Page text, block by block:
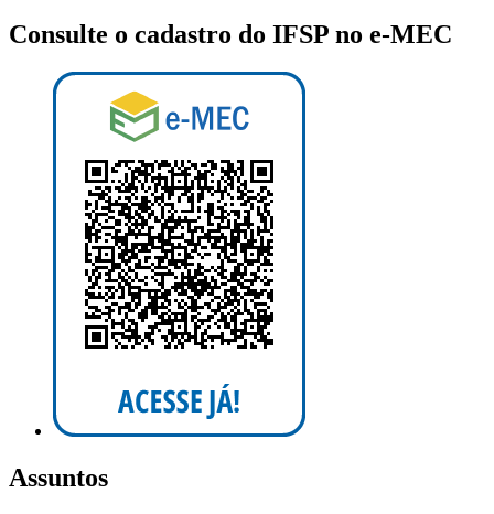
Consulte o cadastro do IFSP no e-MEC
Assuntos